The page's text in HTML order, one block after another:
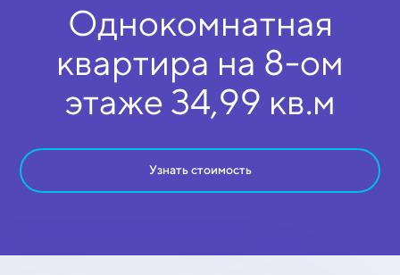
Однокомнатная
квартира на 8-ом
этаже 34,99 кв.м
Узнать стоимость